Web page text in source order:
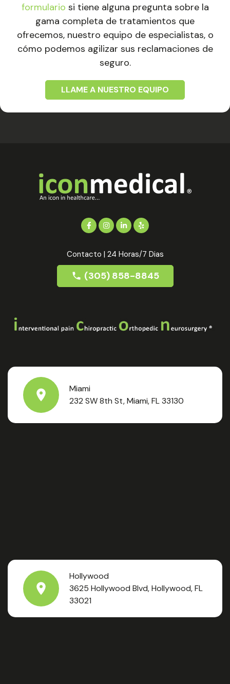
formulario si tiene alguna pregunta sobre la
gama completa de tratamientos que
ofrecemos, nuestro equipo de especialistas, o
cómo podemos agilizar sus reclamaciones de
seguro.
LLAME A NUESTRO EQUIPO
Contacto | 24 Horas/7 Dias
(305) 858-8845
Miami
232 SW 8th St, Miami, FL 33130
Hollywood
3625 Hollywood Blvd, Hollywood, FL
33021